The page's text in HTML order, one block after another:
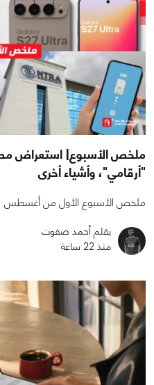
"أرقامي"، وأشياء أخرى
ملخص الأسبوع الأول من أغسطس
بقلم أحمد صفوت
منذ 22 ساعة